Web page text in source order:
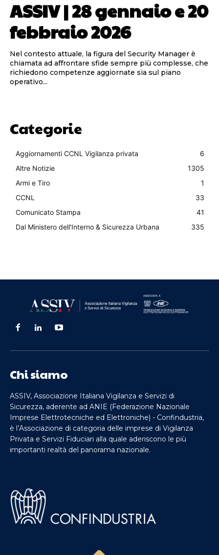
ASSIV | 28 gennaio e 20
febbraio 2026
Nel contesto attuale, la figura del Security Manager è
chiamata ad affrontare sfide sempre più complesse, che
richiedono competenze aggiornate sia sul piano
operativo...
Categorie
Aggiornamenti CCNL Vigilanza privata
6
Altre Notizie
1305
Armi e Tiro
1
CCNL
33
Comunicato Stampa
41
Dal Ministero dell'Interno & Sicurezza Urbana
335
Chi siamo
ASSIV, Associazione Italiana Vigilanza e Servizi di
Sicurezza, aderente ad ANIE (Federazione Nazionale
Imprese Elettrotecniche ed Elettroniche) - Confindustria,
è l’Associazione di categoria delle imprese di Vigilanza
Privata e Servizi Fiduciari alla quale aderiscono le più
importanti realtà del panorama nazionale.